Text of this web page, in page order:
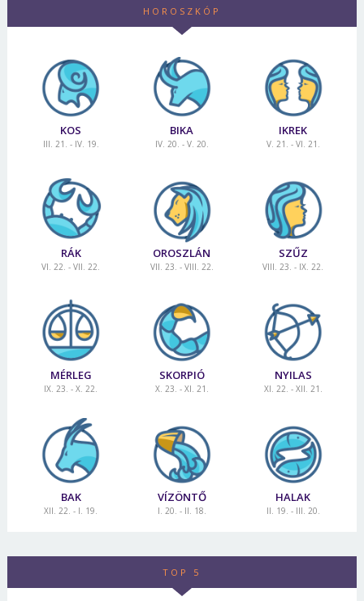
HOROSZKÓP
KOS
III. 21. - IV. 19.
BIKA
IV. 20. - V. 20.
IKREK
V. 21. - VI. 21.
RÁK
VI. 22. - VII. 22.
OROSZLÁN
VII. 23. - VIII. 22.
SZŰZ
VIII. 23. - IX. 22.
MÉRLEG
IX. 23. - X. 22.
SKORPIÓ
X. 23. - XI. 21.
NYILAS
XI. 22. - XII. 21.
BAK
XII. 22. - I. 19.
VÍZÖNTŐ
I. 20. - II. 18.
HALAK
II. 19. - III. 20.
TOP 5